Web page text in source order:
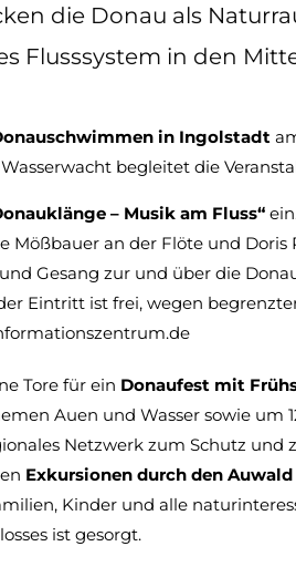
die Donau als
Flusssystem in den
in Ingolstadt
begleitet die
– Musik am Fluss“
Mößbauer an der Flöte und Doris
Gesang zur und über die
Eintritt ist frei, wegen
Tore für ein Donaufest mit
Auen und Wasser sowie um
Netzwerk zum Schutz
Exkursionen durch den Auwald
Kinder und alle
ist gesorgt.